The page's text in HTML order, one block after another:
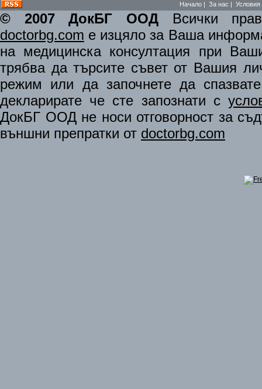
Начало | За нас | Условия
© 2007 ДокБГ ООД Всички
doctorbg.com е изцяло за Ваша
на медицинска консултация при
трябва да търсите съвет от Вашия
режим или да започнете да
декларирате че сте запознати с
ДокБГ ООД не носи отговорност за
външни препратки от doctorbg.com